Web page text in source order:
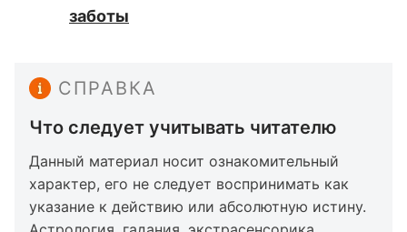
заботы
СПРАВКА
Что следует учитывать читателю
Данный материал носит ознакомительный
характер, его не следует воспринимать как
указание к действию или абсолютную истину.